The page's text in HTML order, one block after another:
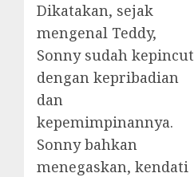
Dikatakan, sejak
mengenal Teddy,
Sonny sudah kepincut
dengan kepribadian
dan
kepemimpinannya.
Sonny bahkan
menegaskan, kendati